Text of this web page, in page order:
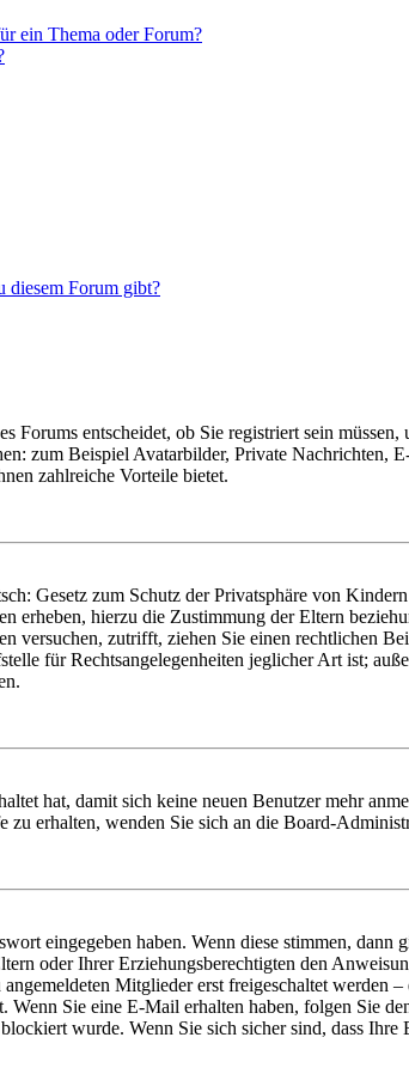
ein Thema oder Forum?
diesem Forum gibt?
entscheidet, ob Sie registriert sein
zum Beispiel Avatarbilder, Private Nachrichten,
zahlreiche Vorteile bietet.
Gesetz zum Schutz der Privatsphäre von
erheben, hierzu die Zustimmung der Eltern
versuchen, zutrifft, ziehen Sie einen rechtlichen
für Rechtsangelegenheiten jeglicher Art ist;
hat, damit sich keine neuen Benutzer mehr
erhalten, wenden Sie sich an die Board-
eingegeben haben. Wenn diese stimmen, dann
oder Ihrer Erziehungsberechtigten den
Mitglieder erst freigeschaltet werden
Sie eine E-Mail erhalten haben, folgen Sie
wurde. Wenn Sie sich sicher sind, dass